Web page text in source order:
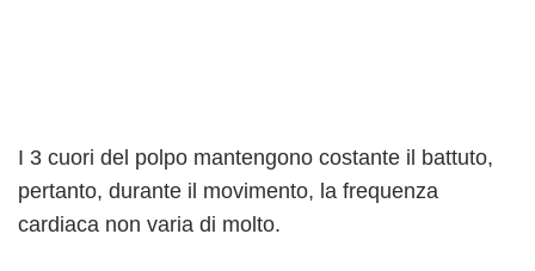
I 3 cuori del polpo mantengono costante il battuto,
pertanto, durante il movimento, la frequenza
cardiaca non varia di molto.